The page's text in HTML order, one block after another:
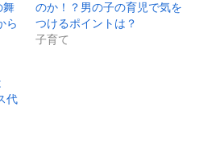
舞
ら
のか！？男の子の育児で気を
つけるポイントは？
子育て
代